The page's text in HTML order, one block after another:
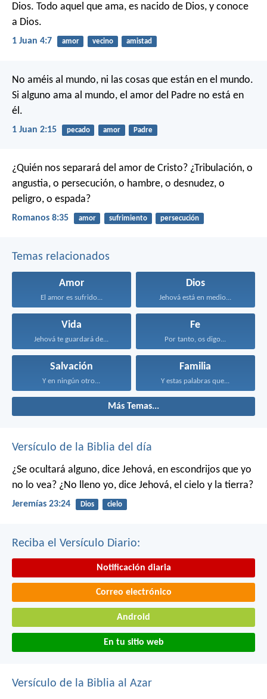
Dios. Todo aquel que ama, es nacido de Dios, y conoce
a Dios.
1 Juan 4:7 amor vecino amistad
No améis al mundo, ni las cosas que están en el mundo.
Si alguno ama al mundo, el amor del Padre no está en
él.
1 Juan 2:15 pecado amor Padre
¿Quién nos separará del amor de Cristo? ¿Tribulación, o
angustia, o persecución, o hambre, o desnudez, o
peligro, o espada?
Romanos 8:35 amor sufrimiento persecución
Temas relacionados
Amor
El amor es sufrido...
Dios
Jehová está en medio...
Vida
Jehová te guardará de...
Fe
Por tanto, os digo...
Salvación
Y en ningún otro...
Familia
Y estas palabras que...
Más Temas...
Versículo de la Biblia del día
¿Se ocultará alguno, dice Jehová, en escondrijos que yo
no lo vea? ¿No lleno yo, dice Jehová, el cielo y la tierra?
Jeremías 23:24 Dios cielo
Reciba el Versículo Diario:
Notificación diaria
Correo electrónico
Android
En tu sitio web
Versículo de la Biblia al Azar